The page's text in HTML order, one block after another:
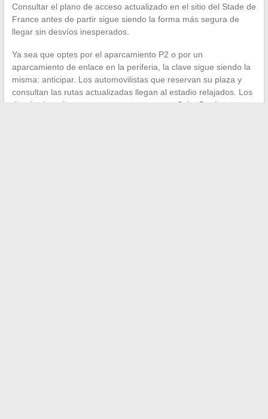
Consultar el plano de acceso actualizado en el sitio del Stade de
France antes de partir sigue siendo la forma más segura de
llegar sin desvíos inesperados.
Ya sea que optes por el aparcamiento P2 o por un
aparcamiento de enlace en la periferia, la clave sigue siendo la
misma: anticipar. Los automovilistas que reservan su plaza y
consultan las rutas actualizadas llegan al estadio relajados. Los
demás descubren, a veces a su costa, que Saint-Denis ya no es